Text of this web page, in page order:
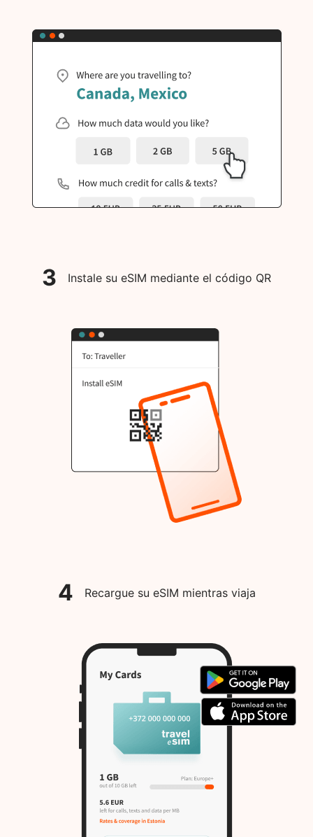
3 Instale su eSIM mediante el código QR
4 Recargue su eSIM mientras viaja